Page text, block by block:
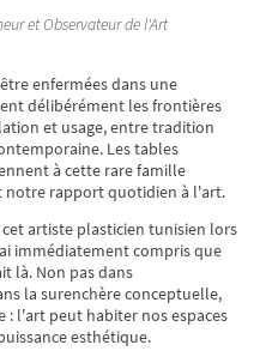
et Observateur de l'Art
enfermées dans une
délibérément les frontières
et usage, entre tradition
Les tables
à cette rare famille
rapport quotidien à l'art.
artiste plasticien tunisien lors
immédiatement compris que
là. Non pas dans
la surenchère conceptuelle,
: l'art peut habiter nos espaces
esthétique.